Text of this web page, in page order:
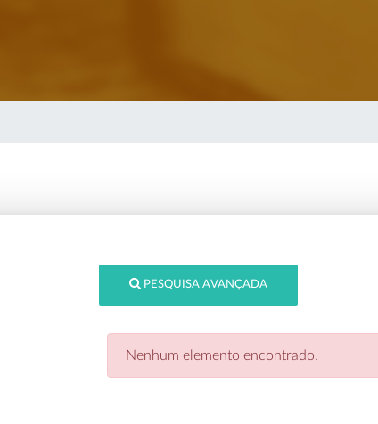
PESQUISA AVANÇADA
Nenhum elemento encontrado.